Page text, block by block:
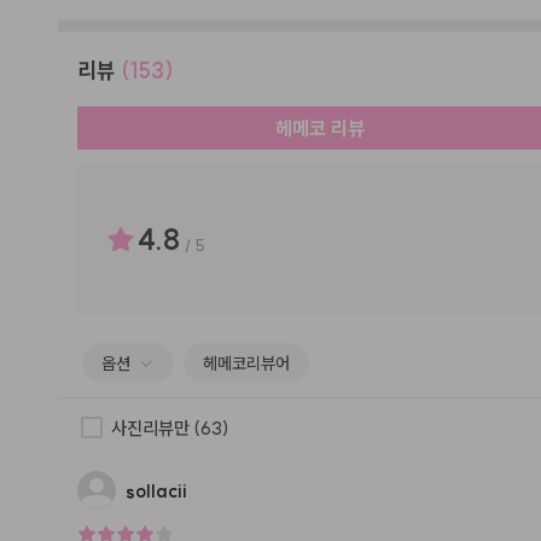
리뷰 (153)
헤메코 리뷰
4.8 / 5
옵션 헤메코리뷰어
사진리뷰만 (63)
sollacii